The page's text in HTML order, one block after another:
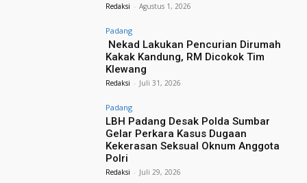
Redaksi - Agustus 1, 2026
Padang
Nekad Lakukan Pencurian Dirumah
Kakak Kandung, RM Dicokok Tim
Klewang
Redaksi - Juli 31, 2026
Padang
LBH Padang Desak Polda Sumbar
Gelar Perkara Kasus Dugaan
Kekerasan Seksual Oknum Anggota
Polri
Redaksi - Juli 29, 2026